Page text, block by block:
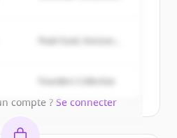
started.
compte ? Se connecter
Peak Fund, Horizon
Founders Collective